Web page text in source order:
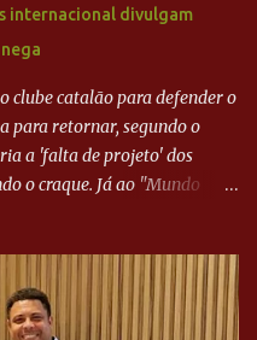
internacional divulgam
clube catalão para defender o
para retornar, segundo o
a 'falta de projeto' dos
o craque. Já ao "Mundo